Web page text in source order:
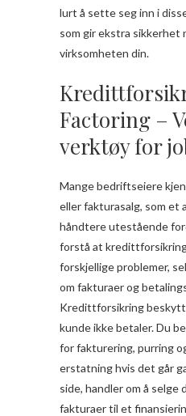
lurt å sette seg inn i
som gir ekstra sikkerhet
virksomheten din.
Factoring –
verktøy for
Mange bedriftseiere
eller fakturasalg, som et
håndtere utestående
forstå at
forskjellige problemer,
om fakturaer og
Kredittforsikring
kunde ikke betaler. Du
for fakturering, purring
erstatning hvis det går
side, handler om å
fakturaer til et